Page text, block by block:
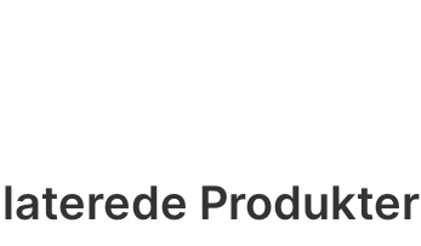
Produkter